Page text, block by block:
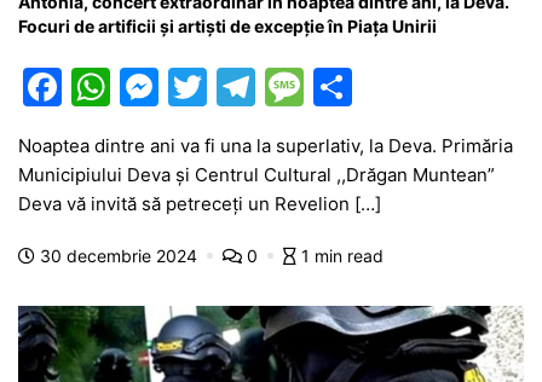
Focuri de artificii și artiști de excepție în Piața Unirii
F
c
e
b
o
o
k
W
at
s
A
p
p
M
s
s
e
g
er
T
itt
er
T
e
gr
a
m
M
s
s
a
e
ta
je
a
z
ă
Noaptea dintre ani va fi una la superlativ, la Deva. Primăria
Municipiului Deva și Centrul Cultural ,,Drăgan Muntean”
Deva vă invită să petreceți un Revelion […]
30 decembrie 2024 0 1 min read